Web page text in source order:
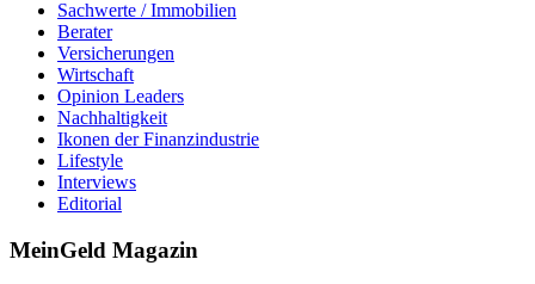
Sachwerte / Immobilien
Berater
Versicherungen
Wirtschaft
Opinion Leaders
Nachhaltigkeit
Ikonen der Finanzindustrie
Lifestyle
Interviews
Editorial
MeinGeld Magazin